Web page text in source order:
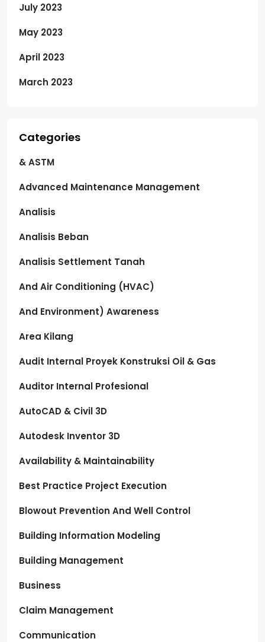
July 2023
May 2023
April 2023
March 2023
Categories
& ASTM
Advanced Maintenance Management
Analisis
Analisis Beban
Analisis Settlement Tanah
And Air Conditioning (HVAC)
And Environment) Awareness
Area Kilang
Audit Internal Proyek Konstruksi Oil & Gas
Auditor Internal Profesional
AutoCAD & Civil 3D
Autodesk Inventor 3D
Availability & Maintainability
Best Practice Project Execution
Blowout Prevention And Well Control
Building Information Modeling
Building Management
Business
Claim Management
Communication